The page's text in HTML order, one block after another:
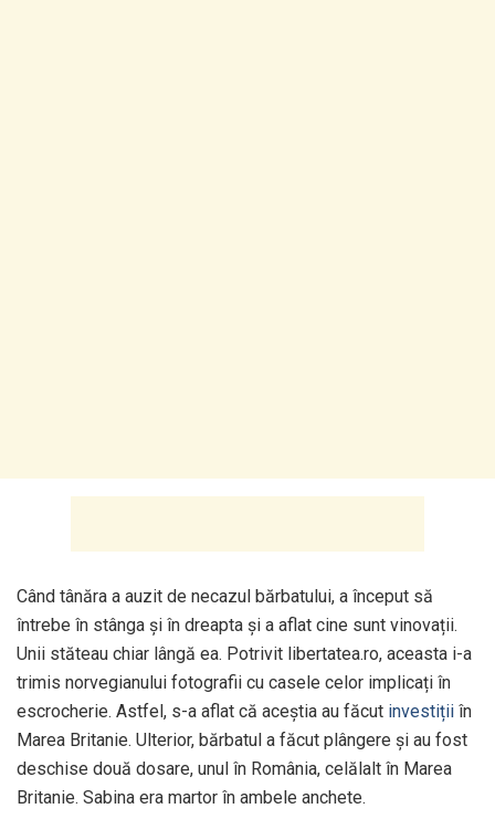
Când tânăra a auzit de necazul bărbatului, a început să
întrebe în stânga și în dreapta și a aflat cine sunt vinovații.
Unii stăteau chiar lângă ea. Potrivit libertatea.ro, aceasta i-a
trimis norvegianului fotografii cu casele celor implicați în
escrocherie. Astfel, s-a aflat că aceștia au făcut investiții în
Marea Britanie. Ulterior, bărbatul a făcut plângere și au fost
deschise două dosare, unul în România, celălalt în Marea
Britanie. Sabina era martor în ambele anchete.